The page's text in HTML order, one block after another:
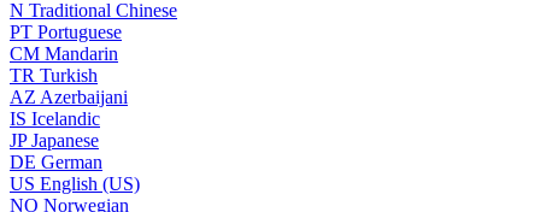
N Traditional Chinese
PT Portuguese
CM Mandarin
TR Turkish
AZ Azerbaijani
IS Icelandic
JPJapanese
DE German
US English (US)
NO Norwegian